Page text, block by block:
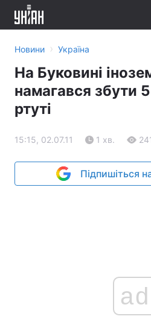
Новини › Україна
На Буковині
намагався збути 5
ртуті
15:15, 02.07.11 1 хв.
Підпишіться
ad